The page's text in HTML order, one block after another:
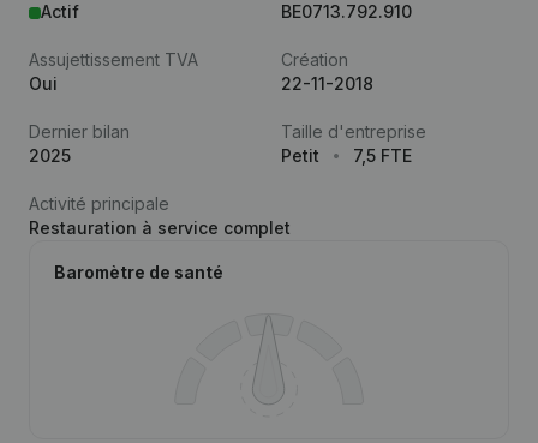
Actif
BE0713.792.910
Assujettissement TVA
Oui
Création
22-11-2018
Dernier bilan
2025
Taille d'entreprise
Petit
7,5 FTE
Activité principale
Restauration à service complet
Baromètre de santé